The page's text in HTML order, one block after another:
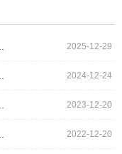
2025-12-29
2024-12-24
2023-12-20
2022-12-20